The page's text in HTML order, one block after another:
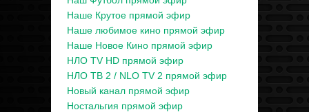
Наше Крутое прямой эфир
Наше любимое кино прямой эфир
Наше Новое Кино прямой эфир
НЛО TV HD прямой эфир
НЛО ТВ 2 / NLO TV 2 прямой эфир
Новый канал прямой эфир
Ностальгия прямой эфир